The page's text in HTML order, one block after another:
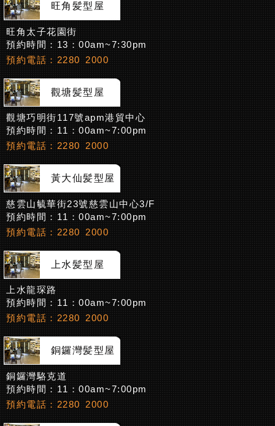
旺角髪型屋
旺角太子花園街
預約時間：13：00am~7:30pm
預約電話：2280 2000
觀塘髪型屋
觀塘巧明街117號apm港貿中心
預約時間：11：00am~7:00pm
預約電話：2280 2000
黃大仙髪型屋
慈雲山毓華街23號慈雲山中心3/F
預約時間：11：00am~7:00pm
預約電話：2280 2000
上水髪型屋
上水龍琛路
預約時間：11：00am~7:00pm
預約電話：2280 2000
銅鑼灣髪型屋
銅鑼灣駱克道
預約時間：11：00am~7:00pm
預約電話：2280 2000